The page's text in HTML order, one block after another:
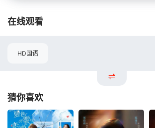
在线观看
HD国语
猜你喜欢